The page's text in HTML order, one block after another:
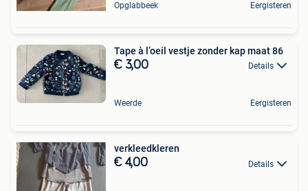
Opglabbeek Eergisteren
Tape à l’oeil vestje zonder kap maat 86
€ 3,00 Details
Weerde Eergisteren
verkleedkleren
€ 4,00 Details